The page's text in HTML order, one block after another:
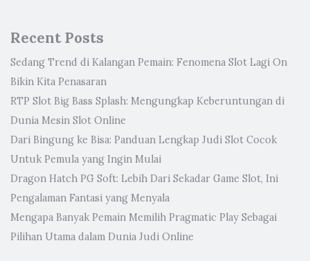
Recent Posts
Sedang Trend di Kalangan Pemain: Fenomena Slot Lagi On
Bikin Kita Penasaran
RTP Slot Big Bass Splash: Mengungkap Keberuntungan di
Dunia Mesin Slot Online
Dari Bingung ke Bisa: Panduan Lengkap Judi Slot Cocok
Untuk Pemula yang Ingin Mulai
Dragon Hatch PG Soft: Lebih Dari Sekadar Game Slot, Ini
Pengalaman Fantasi yang Menyala
Mengapa Banyak Pemain Memilih Pragmatic Play Sebagai
Pilihan Utama dalam Dunia Judi Online